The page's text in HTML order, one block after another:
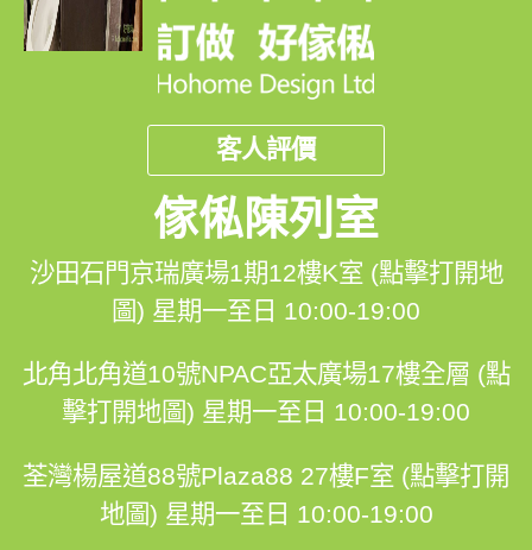
客人評價
傢俬陳列室
沙田石門京瑞廣場1期12樓K室 (點擊打開地
圖) 星期一至日 10:00-19:00
北角北角道10號NPAC亞太廣場17樓全層 (點
擊打開地圖) 星期一至日 10:00-19:00
荃灣楊屋道88號Plaza88 27樓F室 (點擊打開
地圖) 星期一至日 10:00-19:00